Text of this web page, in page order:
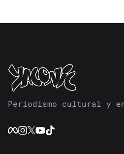
Periodismo cultural y